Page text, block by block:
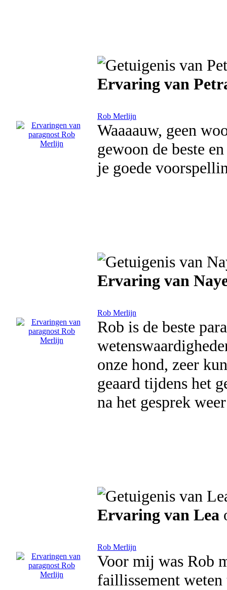
Ervaring van
Rob Merlijn
Waaaauw, geen
gewoon de beste
je goede
Ervaring van
Rob Merlijn
Rob is de beste
onze hond, zeer
geaard tijdens het
na het gesprek
Ervaring van Lea
Rob Merlijn
Voor mij was Rob
faillissement